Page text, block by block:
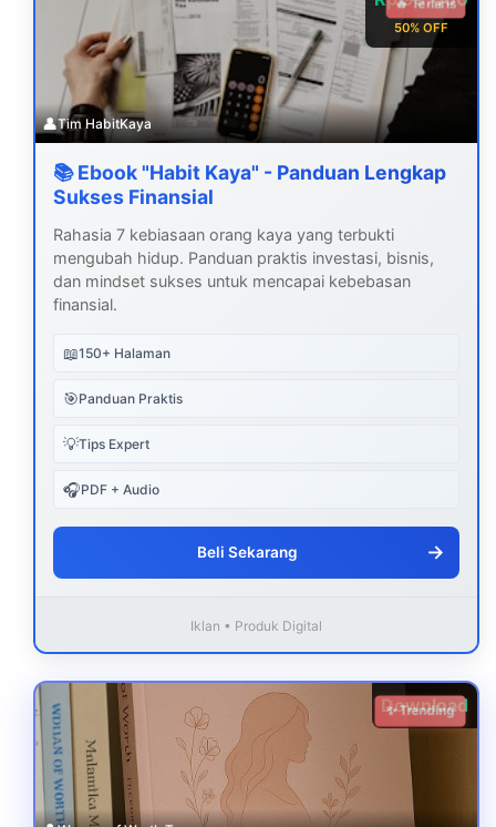
50% OFF
🔥 Terlaris
👤Tim HabitKaya
📚 Ebook "Habit Kaya" - Panduan Lengkap
Sukses Finansial
Rahasia 7 kebiasaan orang kaya yang terbukti
mengubah hidup. Panduan praktis investasi, bisnis,
dan mindset sukses untuk mencapai kebebasan
finansial.
📖150+ Halaman
🎯Panduan Praktis
💡Tips Expert
🎧PDF + Audio
Beli Sekarang →
Iklan • Produk Digital
Download
✨ Trending